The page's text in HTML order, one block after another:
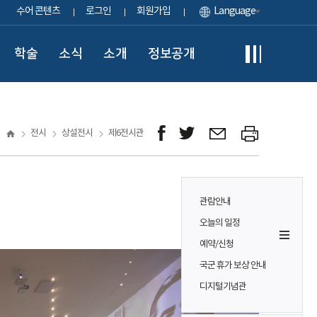
수어 콘텐츠 로그인 회원가입 Language
학술 소식 소개 정보공개
관람안내
오늘의 일정
예약/신청
국군 휴가 보상 안내
디지털기념관
전시 상설전시 제6전시관